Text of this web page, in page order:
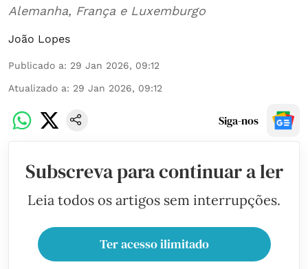
Alemanha, França e Luxemburgo
João Lopes
Publicado a: 29 Jan 2026, 09:12
Atualizado a: 29 Jan 2026, 09:12
Siga-nos
Subscreva para continuar a ler
Leia todos os artigos sem interrupções.
Ter acesso ilimitado